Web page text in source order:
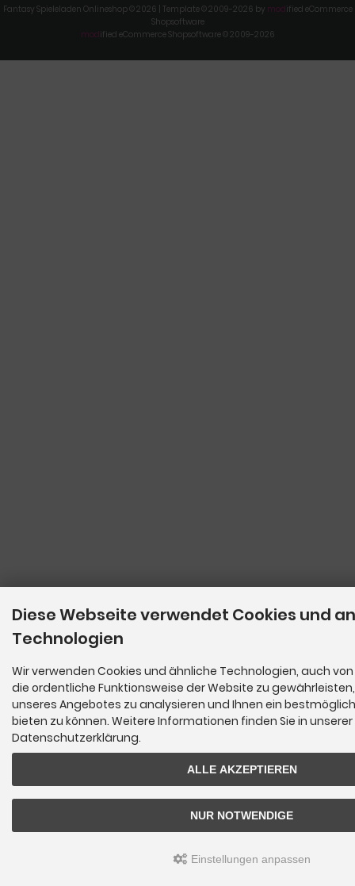
Fantasy Spieleladen Onlineshop © 2026 | Template © 2009-2026 by modified eCommerce
Shopsoftware
modified eCommerce Shopsoftware © 2009-2026
Diese Webseite verwendet Cookies und
Technologien
Wir verwenden Cookies und ähnliche Technologien, auch
die ordentliche Funktionsweise der Website zu
unseres Angebotes zu analysieren und Ihnen ein
bieten zu können. Weitere Informationen finden Sie in unserer
Datenschutzerklärung.
ALLE AKZEPTIEREN
NUR NOTWENDIGE
Einstellungen anpassen